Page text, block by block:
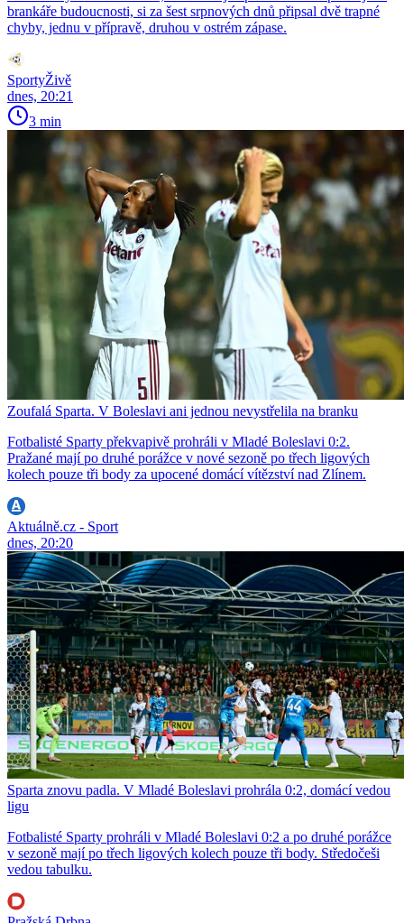
brankáře budoucnosti, si za šest srpnových dnů připsal dvě trapné
chyby, jednu v přípravě, druhou v ostrém zápase.
SportyŽivě
dnes, 20:21
3 min
Zoufalá Sparta. V Boleslavi ani jednou nevystřelila na branku
Fotbalisté Sparty překvapivě prohráli v Mladé Boleslavi 0:2.
Pražané mají po druhé porážce v nové sezoně po třech ligových
kolech pouze tři body za upocené domácí vítězství nad Zlínem.
Aktuálně.cz - Sport
dnes, 20:20
Sparta znovu padla. V Mladé Boleslavi prohrála 0:2, domácí vedou
ligu
Fotbalisté Sparty prohráli v Mladé Boleslavi 0:2 a po druhé porážce
v sezoně mají po třech ligových kolech pouze tři body. Středočeši
vedou tabulku.